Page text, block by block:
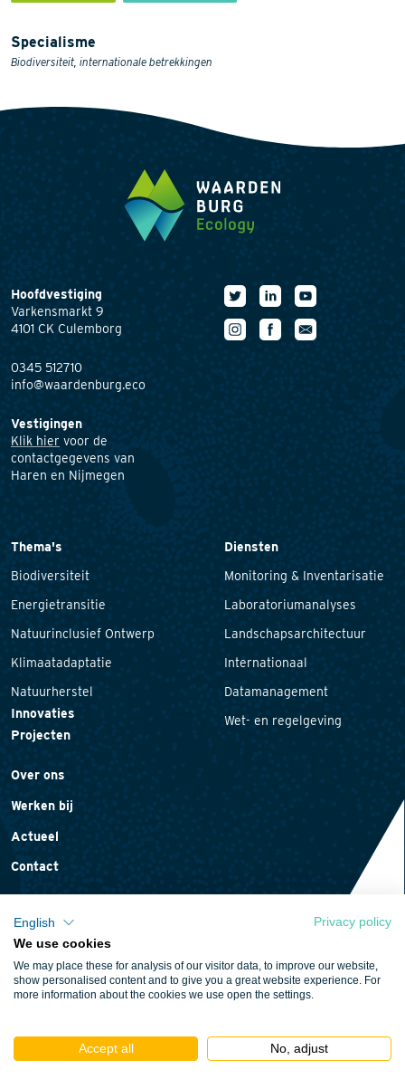
Specialisme
Biodiversiteit, internationale betrekkingen
Hoofdvestiging
Varkensmarkt 9
4101 CK Culemborg
0345 512710
info@waardenburg.eco
Vestigingen
Klik hier voor de
contactgegevens van
Haren en Nijmegen
Thema's
Biodiversiteit
Energietransitie
Natuurinclusief Ontwerp
Klimaatadaptatie
Natuurherstel
Innovaties
Projecten
Diensten
Monitoring & Inventarisatie
Laboratoriumanalyses
Landschapsarchitectuur
Internationaal
Datamanagement
Wet- en regelgeving
Over ons
Werken bij
Actueel
Contact
Cookieverklaring
Algemene voorwaarden
English
Privacy policy
We use cookies
We may place these for analysis of our visitor data, to improve our website,
show personalised content and to give you a great website experience. For
more information about the cookies we use open the settings.
Accept all No, adjust